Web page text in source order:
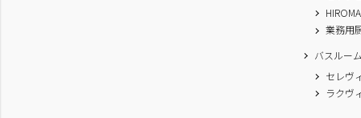
HIROMA
業務用
バスルー
セレヴ
ラクヴ